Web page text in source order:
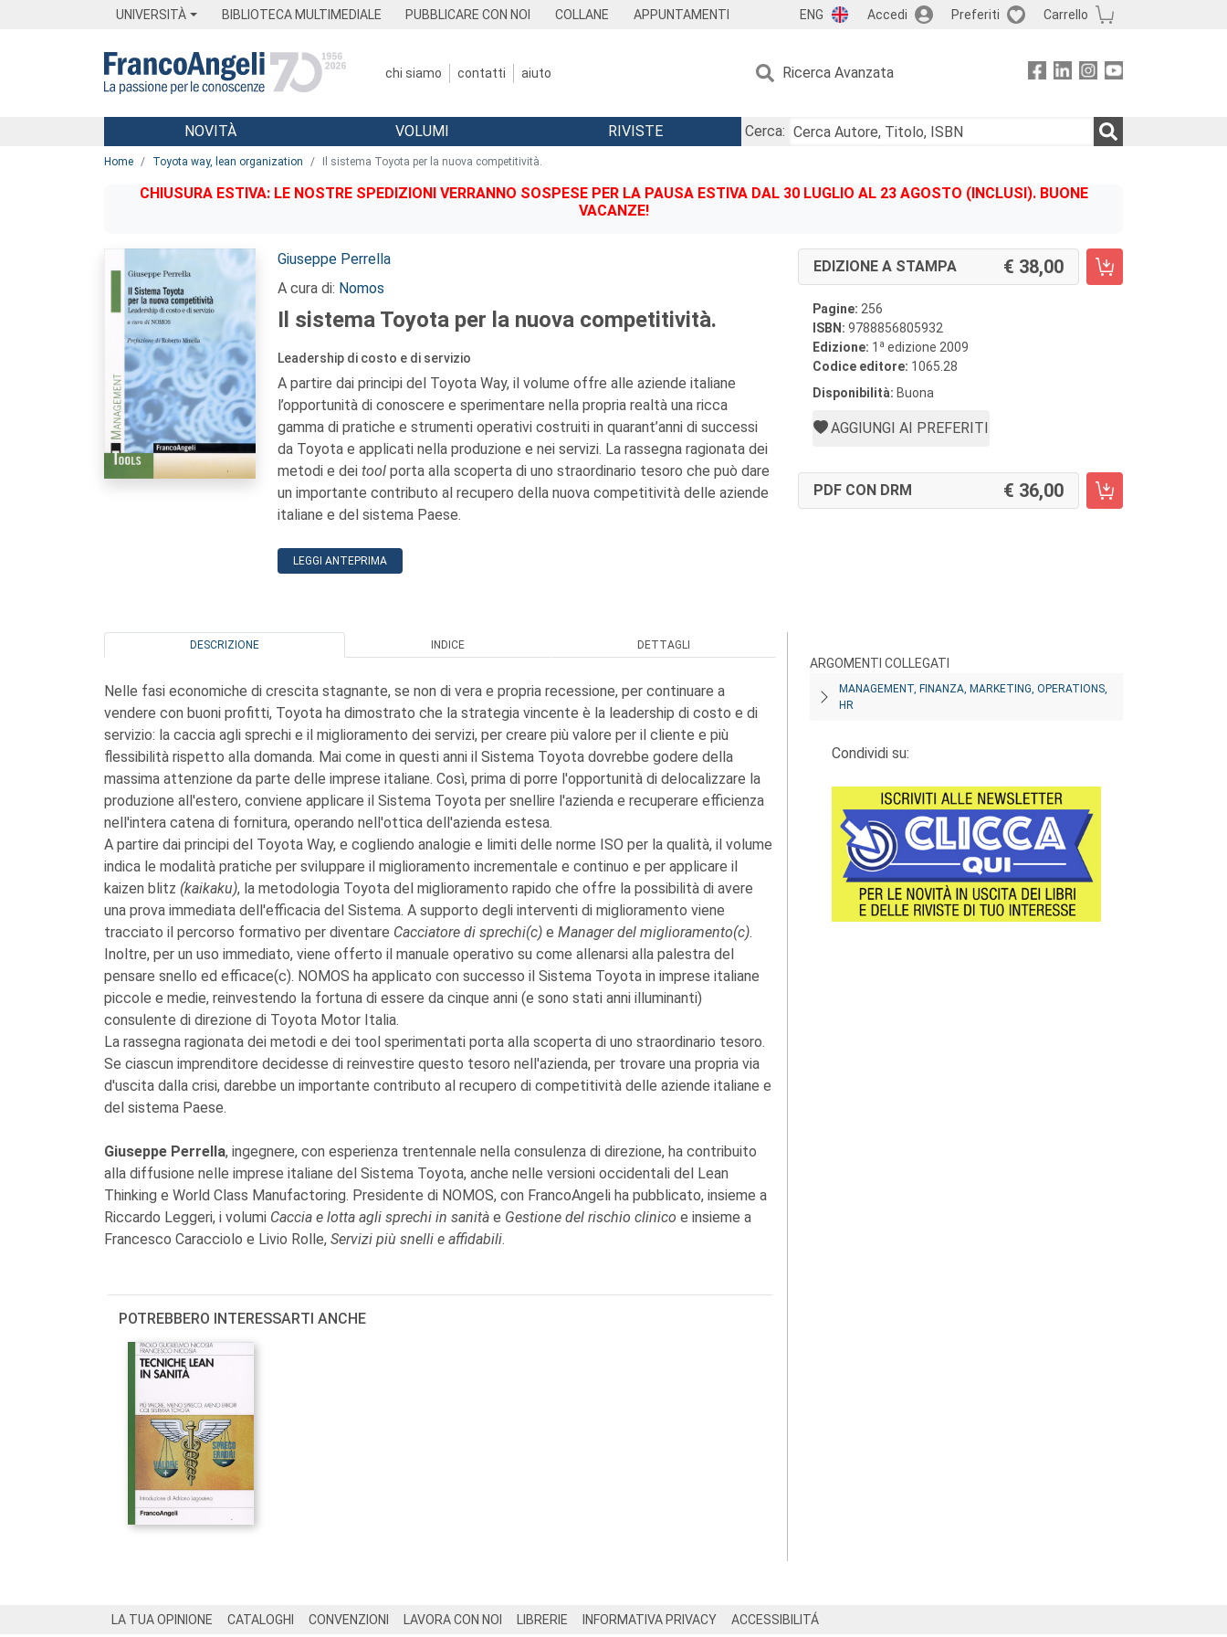
UNIVERSITÀ BIBLIOTECA MULTIMEDIALE PUBBLICARE CON NOI COLLANE APPUNTAMENTI ENG Accedi Preferiti Carrello
chi siamo contatti aiuto Ricerca Avanzata
Menu
NOVITÀ VOLUMI RIVISTE
Cerca:
Home Toyota way, lean organization Il sistema Toyota per la nuova competitività.
CHIUSURA ESTIVA: LE NOSTRE SPEDIZIONI VERRANNO SOSPESE PER LA PAUSA ESTIVA DAL 30 LUGLIO AL 23 AGOSTO (INCLUSI). BUONE
VACANZE!
Autori:
Giuseppe Perrella
A cura di: Nomos
Il sistema Toyota per la nuova competitività.
Leadership di costo e di servizio
A partire dai principi del Toyota Way, il volume offre alle aziende italiane
l’opportunità di conoscere e sperimentare nella propria realtà una ricca
gamma di pratiche e strumenti operativi costruiti in quarant’anni di successi
da Toyota e applicati nella produzione e nei servizi. La rassegna ragionata dei
metodi e dei tool porta alla scoperta di uno straordinario tesoro che può dare
un importante contributo al recupero della nuova competitività delle aziende
italiane e del sistema Paese.
LEGGI ANTEPRIMA
EDIZIONE A STAMPA 38,00
Pagine: 256
ISBN: 9788856805932
Edizione: 1 a edizione 2009
Codice editore: 1065.28
Disponibilità: Buona
AGGIUNGI AI PREFERITI
PDF CON DRM 36,00
DESCRIZIONE INDICE DETTAGLI
Nelle fasi economiche di crescita stagnante, se non di vera e propria recessione, per continuare a
vendere con buoni profitti, Toyota ha dimostrato che la strategia vincente è la leadership di costo e di
servizio: la caccia agli sprechi e il miglioramento dei servizi, per creare più valore per il cliente e più
flessibilità rispetto alla domanda. Mai come in questi anni il Sistema Toyota dovrebbe godere della
massima attenzione da parte delle imprese italiane. Così, prima di porre l'opportunità di delocalizzare la
produzione all'estero, conviene applicare il Sistema Toyota per snellire l'azienda e recuperare efficienza
nell'intera catena di fornitura, operando nell'ottica dell'azienda estesa.
A partire dai principi del Toyota Way, e cogliendo analogie e limiti delle norme ISO per la qualità, il volume
indica le modalità pratiche per sviluppare il miglioramento incrementale e continuo e per applicare il
kaizen blitz (kaikaku), la metodologia Toyota del miglioramento rapido che offre la possibilità di avere
una prova immediata dell'efficacia del Sistema. A supporto degli interventi di miglioramento viene
tracciato il percorso formativo per diventare Cacciatore di sprechi(c) e Manager del miglioramento(c).
Inoltre, per un uso immediato, viene offerto il manuale operativo su come allenarsi alla palestra del
pensare snello ed efficace(c). NOMOS ha applicato con successo il Sistema Toyota in imprese italiane
piccole e medie, reinvestendo la fortuna di essere da cinque anni (e sono stati anni illuminanti)
consulente di direzione di Toyota Motor Italia.
La rassegna ragionata dei metodi e dei tool sperimentati porta alla scoperta di uno straordinario tesoro.
Se ciascun imprenditore decidesse di reinvestire questo tesoro nell'azienda, per trovare una propria via
d'uscita dalla crisi, darebbe un importante contributo al recupero di competitività delle aziende italiane e
del sistema Paese.
Giuseppe Perrella, ingegnere, con esperienza trentennale nella consulenza di direzione, ha contribuito
alla diffusione nelle imprese italiane del Sistema Toyota, anche nelle versioni occidentali del Lean
Thinking e World Class Manufactoring. Presidente di NOMOS, con FrancoAngeli ha pubblicato, insieme a
Riccardo Leggeri, i volumi Caccia e lotta agli sprechi in sanità e Gestione del rischio clinico e insieme a
Francesco Caracciolo e Livio Rolle, Servizi più snelli e affidabili.
POTREBBERO INTERESSARTI ANCHE
ARGOMENTI COLLEGATI
MANAGEMENT, FINANZA, MARKETING, OPERATIONS,
HR
Condividi su:
LA TUA OPINIONE CATALOGHI CONVENZIONI LAVORA CON NOI LIBRERIE INFORMATIVA PRIVACY ACCESSIBILITÁ